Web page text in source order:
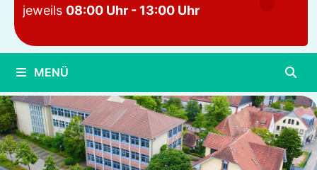
jeweils 08:00 Uhr - 13:00 Uhr
MENÜ